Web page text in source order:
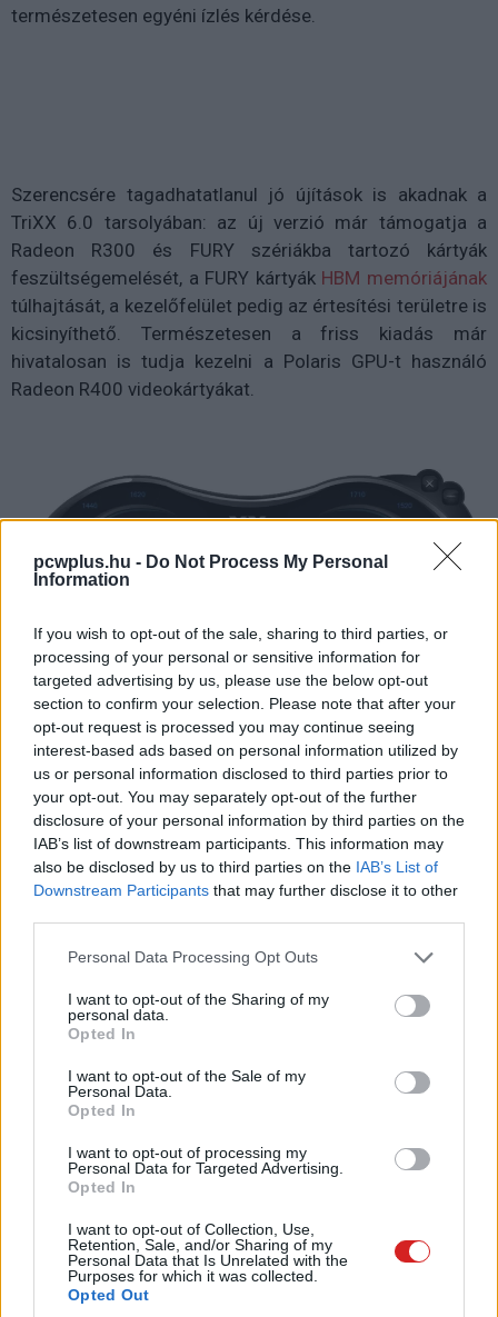
pcwplus.hu - Do Not Process My Personal
Information
If you wish to opt-out of the sale, sharing to third parties, or
processing of your personal or sensitive information for
targeted advertising by us, please use the below opt-out
section to confirm your selection. Please note that after your
opt-out request is processed you may continue seeing
interest-based ads based on personal information utilized by
us or personal information disclosed to third parties prior to
your opt-out. You may separately opt-out of the further
disclosure of your personal information by third parties on the
IAB’s list of downstream participants. This information may
also be disclosed by us to third parties on the IAB’s List of
Downstream Participants that may further disclose it to other
Please note that this website/app uses one or more Google
not limited to your visit or usage behaviour. You may click to
grant or deny consent to Google and its third-party tags to
use your data for below specified purposes in below Google
consent section.
Personal Data Processing Opt Outs
I want to opt-out of the Sharing of my
personal data.
Opted In
I want to opt-out of the Sale of my
Personal Data.
Opted In
I want to opt-out of processing my
Personal Data for Targeted Advertising.
Opted In
I want to opt-out of Collection, Use,
Retention, Sale, and/or Sharing of my
Personal Data that Is Unrelated with the
Purposes for which it was collected.
Opted Out
természetesen egyéni ízlés kérdése.
Szerencsére tagadhatatlanul jó újítások is akadnak a
TriXX 6.0 tarsolyában: az új verzió már támogatja a
Radeon R300 és FURY szériákba tartozó kártyák
feszültségemelését, a FURY kártyák HBM memóriájának
túlhajtását, a kezelőfelület pedig az értesítési területre is
kicsinyíthető. Természetesen a friss kiadás már
hivatalosan is tudja kezelni a Polaris GPU-t használó
Radeon R400 videokártyákat.
A megfelelőSapphiremárkájú videokártyákkal
rendelkezők további extrákat is igénybe vehetnek: a Nitro
Glow menüben testre szabható a Nitro+ RX termékek
funkcióval nem csak hogy ellenőriztethető a
hűtőventilátorok állapota, de hiba esetén rögtön a
programon keresztül fel lehet venni a kapcsolatot az
ügyfélszolgálattal a cserealkatrészek igénylése céljából.
(Forrás:Tom's Hardware,Sapphire)
Pulzusméréssel segíti a biztonságos mozgást az új
balatoni kardioösvény (X)
4 és egy 8 km-es egészségügyi tanösvény nyílt